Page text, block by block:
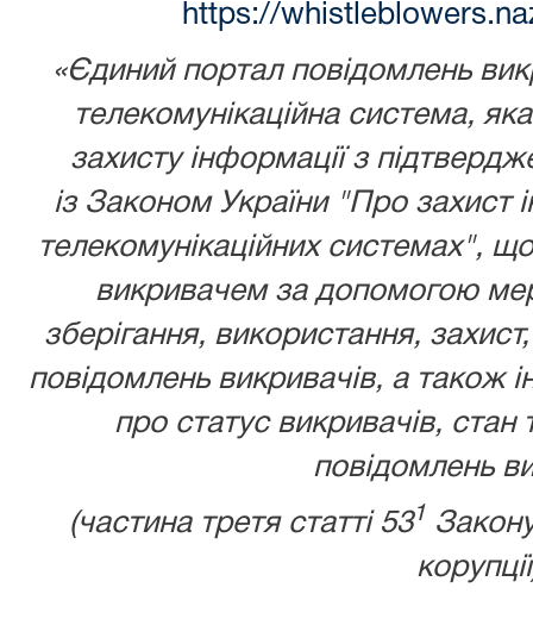
https://
«Єдиний портал повідомлень
телекомунікаційна система,
захисту інформації з
із Законом України"Про захист
телекомунікаційних системах",
викривачем за допомогою
зберігання, використання,
повідомлень викривачів, а також
про статус викривачів, стан
повідомлень
(частина третя статті 531